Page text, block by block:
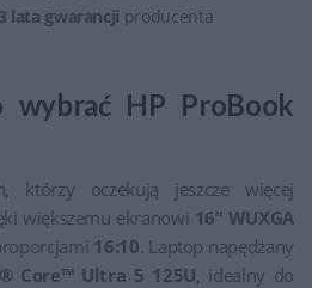
lata gwarancji producenta
wybrać HP ProBook
którzy oczekują jeszcze więcej
większemu ekranowi 16” WUXGA
16:10 . Laptop napędzany
Core™ Ultra 5 125U, idealny do